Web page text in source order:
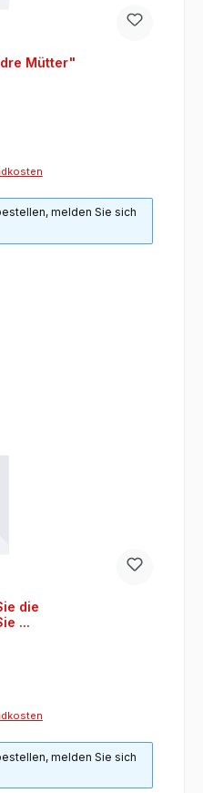
Mütter"
melden Sie sich
die
...
melden Sie sich